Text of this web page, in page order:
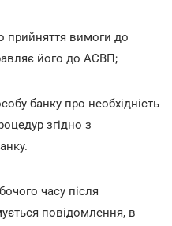
прийняття вимоги до
його до АСВП;
банку про необхідність
згідно з
часу після
повідомлення, в